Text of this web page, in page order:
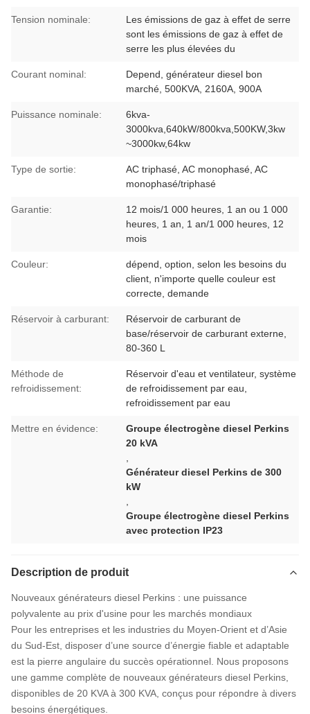
Tension nominale:
Les émissions de gaz à effet de serre
sont les émissions de gaz à effet de
serre les plus élevées du
Courant nominal:
Depend, générateur diesel bon
marché, 500KVA, 2160A, 900A
Puissance nominale:
6kva-
3000kva,640kW/800kva,500KW,3kw
~3000kw,64kw
Type de sortie:
AC triphasé, AC monophasé, AC
monophasé/triphasé
Garantie:
12 mois/1 000 heures, 1 an ou 1 000
heures, 1 an, 1 an/1 000 heures, 12
mois
Couleur:
dépend, option, selon les besoins du
client, n'importe quelle couleur est
correcte, demande
Réservoir à carburant:
Réservoir de carburant de
base/réservoir de carburant externe,
80-360 L
Méthode de
refroidissement:
Réservoir d'eau et ventilateur, système
de refroidissement par eau,
refroidissement par eau
Mettre en évidence:
Groupe électrogène diesel Perkins
20 kVA
Générateur diesel Perkins de 300
kW
Groupe électrogène diesel Perkins
avec protection IP23
Description de produit
Nouveaux générateurs diesel Perkins : une puissance
polyvalente au prix d'usine pour les marchés mondiaux
Pour les entreprises et les industries du Moyen-Orient et d’Asie
du Sud-Est, disposer d’une source d’énergie fiable et adaptable
est la pierre angulaire du succès opérationnel. Nous proposons
une gamme complète de nouveaux générateurs diesel Perkins,
disponibles de 20 KVA à 300 KVA, conçus pour répondre à divers
besoins énergétiques.